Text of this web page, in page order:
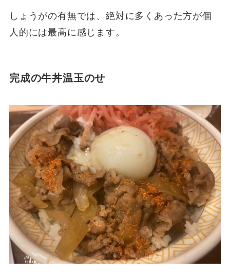
しょうがの有無では、絶対に多くあった方が個
人的には最高に感じます。
完成の牛丼温玉のせ